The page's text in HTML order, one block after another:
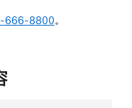
666-8800。